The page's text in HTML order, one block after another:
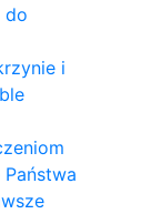
do
i